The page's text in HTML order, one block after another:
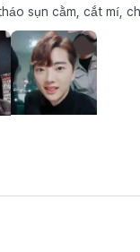
sụn cằm, cắt mí,